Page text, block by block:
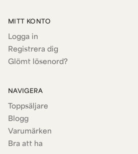
MITT KONTO
Logga in
Registrera dig
Glömt lösenord?
NAVIGERA
Toppsäljare
Blogg
Varumärken
Bra att ha